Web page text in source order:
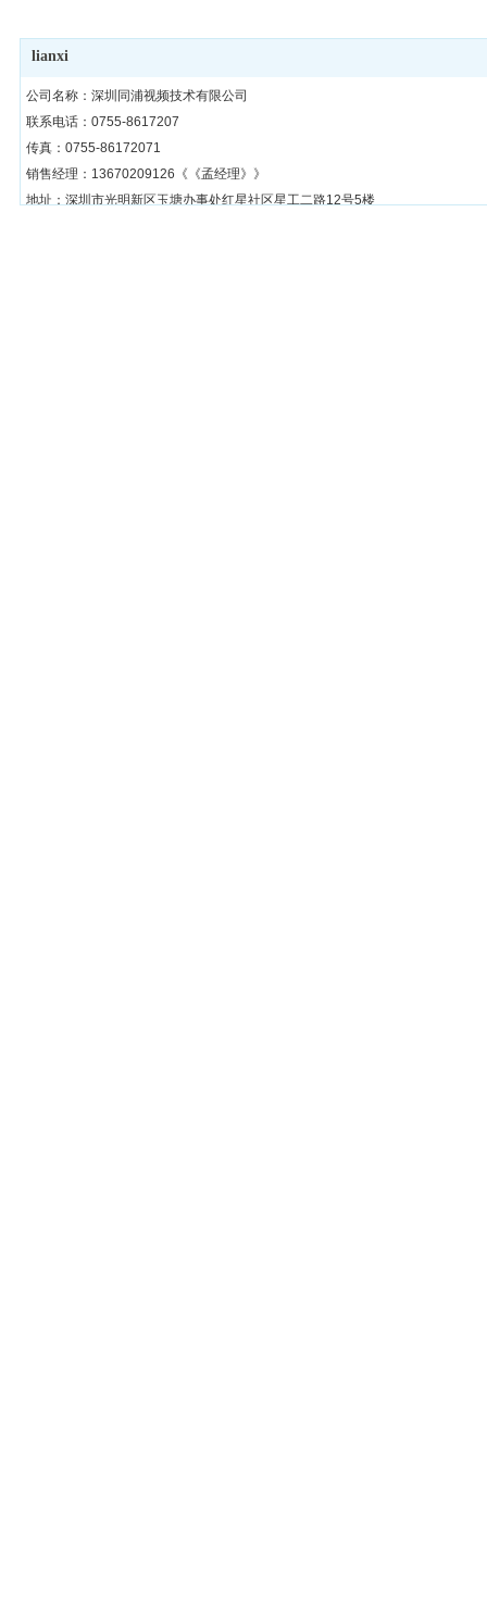
lianxi
公司名称：深圳同浦视频技术有限公司
联系电话：0755-8617207
传真：0755-86172071
销售经理：13670209126《《孟经理》》
地址：深圳市光明新区玉塘办事处红星社区星工二路12号5楼